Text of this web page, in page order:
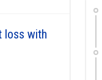
loss with